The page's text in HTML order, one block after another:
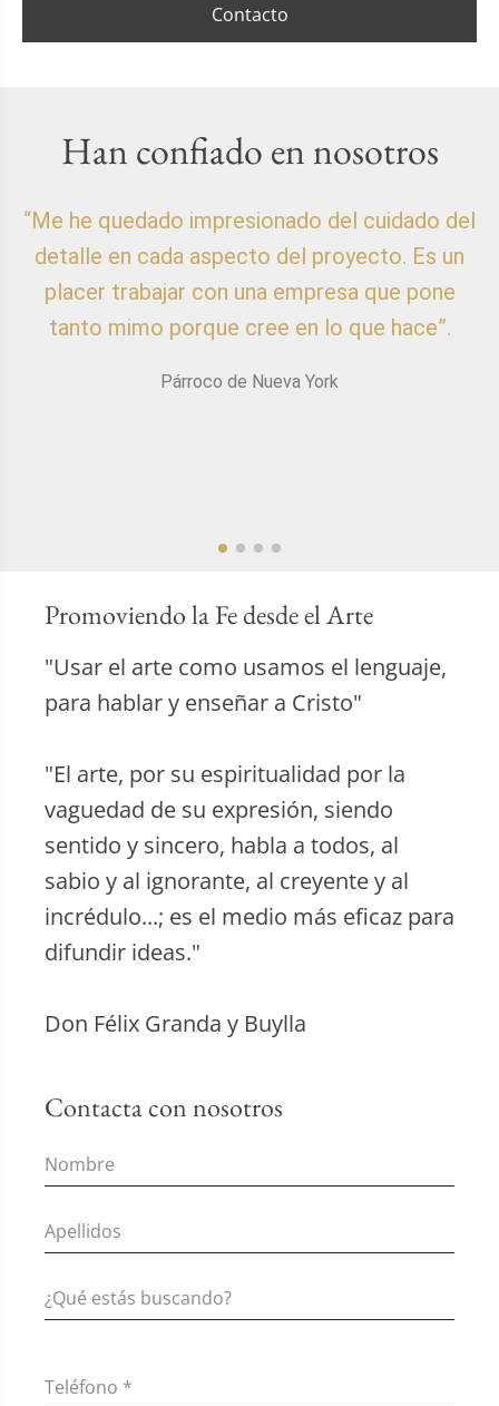
Contacto
Han confiado en nosotros
“Me he quedado impresionado del cuidado del
detalle en cada aspecto del proyecto. Es un
placer trabajar con una empresa que pone
tanto mimo porque cree en lo que hace”.
Párroco de Nueva York
Promoviendo la Fe desde el Arte
"Usar el arte como usamos el lenguaje,
para hablar y enseñar a Cristo"
"El arte, por su espiritualidad por la
vaguedad de su expresión, siendo
sentido y sincero, habla a todos, al
sabio y al ignorante, al creyente y al
incrédulo...; es el medio más eficaz para
difundir ideas."
Don Félix Granda y Buylla
Contacta con nosotros
Teléfono *